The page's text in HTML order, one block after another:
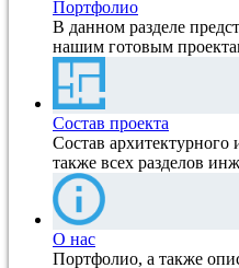
Портфолио
В данном разделе
нашим готовым
Состав проекта
Состав архитектурного
также всех разделов
О нас
Портфолио, а также